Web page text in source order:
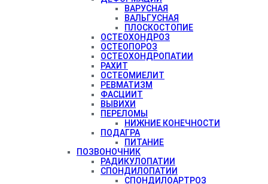
ВАРУСНАЯ
ВАЛЬГУСНАЯ
ПЛОСКОСТОПИЕ
ОСТЕОХОНДРОЗ
ОСТЕОПОРОЗ
ОСТЕОХОНДРОПАТИИ
РАХИТ
ОСТЕОМИЕЛИТ
РЕВМАТИЗМ
ФАСЦИИТ
ВЫВИХИ
ПЕРЕЛОМЫ
НИЖНИЕ КОНЕЧНОСТИ
ПОДАГРА
ПИТАНИЕ
ПОЗВОНОЧНИК
РАДИКУЛОПАТИИ
СПОНДИЛОПАТИИ
СПОНДИЛОАРТРОЗ